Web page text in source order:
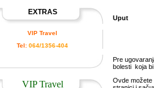
EXTRAS
VIP Travel
Tel: 064/1356-404
VIP Travel
Uput
Pre
bolesti koja
Ovde možete